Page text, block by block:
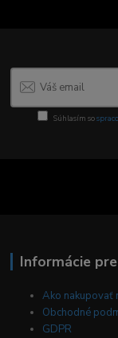
Súhlasím so
Informácie
Ako nakupovať
Obchodné
GDPR